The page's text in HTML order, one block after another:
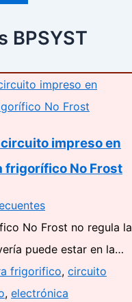
BPSYST
impreso en
frigorífico No Frost
No Frost no regula la
puede estar en la…
frigorifico, circuito
, electrónica